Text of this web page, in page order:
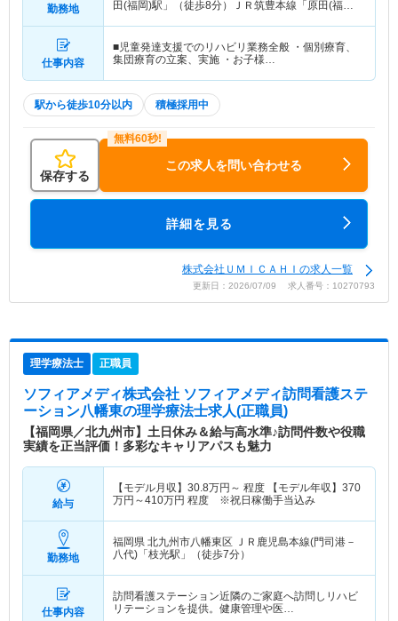
勤務地
田(福岡)駅」（徒歩8分）ＪＲ筑豊本線「原田(福岡)
仕事内容
■児童発達支援でのリハビリ業務全般 ・個別療育、
集団療育の立案、実施 ・お子様…
駅から徒歩10分以内 積極採用中
保存する
この求人を問い合わせる
詳細を見る
株式会社ＵＭＩＣＡＨＩの求人一覧
更新日：2026/07/09 求人番号：10270793
理学療法士 正職員
ソフィアメディ株式会社 ソフィアメディ訪問看護ステ
ーション八幡東の理学療法士求人(正職員)
【福岡県／北九州市】土日休み＆給与高水準♪訪問件数や役職
実績を正当評価！多彩なキャリアパスも魅力
給与
【モデル月収】 30.8万円～ 程度 【モデル年収】 370
万円～410万円 程度 ※祝日稼働手当込み
勤務地
福岡県 北九州市八幡東区 ＪＲ鹿児島本線(門司港－
八代)「枝光駅」（徒歩7分）
仕事内容
訪問看護ステーション近隣のご家庭へ訪問しリハビ
リテーションを提供。健康管理や医…